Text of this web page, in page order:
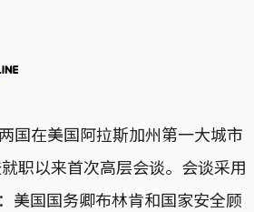
国在美国阿拉斯加州第一大城市
职以来首次高层会谈。会谈采用
国国务卿布林肯和国家安全顾